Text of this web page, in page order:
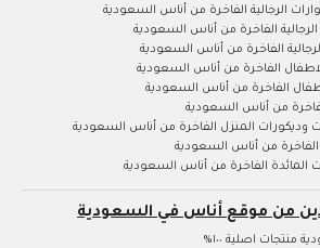
الرجالية الفاخرة من أناس السعودية
الفاخرة من أناس السعودية
الفاخرة من أناس السعودية
الفاخرة من أناس السعودية
الفاخرة من أناس السعودية
من أناس السعودية
وديكورات المنزل الفاخرة من أناس السعودية
من أناس السعودية
المائدة الفاخرة من أناس السعودية
من موقع أناس في السعودية
اصلية ١٠٠%